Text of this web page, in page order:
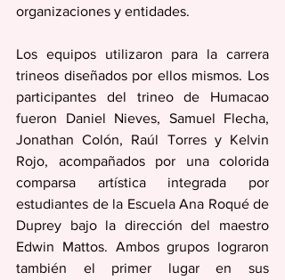
organizaciones y entidades.
Los equipos utilizaron para la carrera
trineos diseñados por ellos mismos. Los
participantes del trineo de Humacao
fueron Daniel Nieves, Samuel Flecha,
Jonathan Colón, Raúl Torres y Kelvin
Rojo, acompañados por una colorida
comparsa artística integrada por
estudiantes de la Escuela Ana Roqué de
Duprey bajo la dirección del maestro
Edwin Mattos. Ambos grupos lograron
también el primer lugar en sus